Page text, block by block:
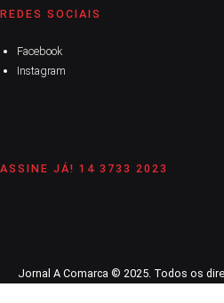
REDES SOCIAIS
Facebook
Instagram
ASSINE JÁ! 14 3733 2023
Jornal A Comarca © 2025. Todos os